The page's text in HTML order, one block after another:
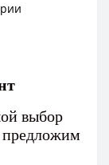
выбор